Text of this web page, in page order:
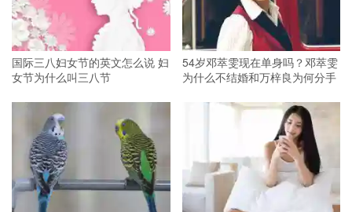
国际三八妇女节的英文怎么说 妇
女节为什么叫三八节
54岁邓萃雯现在单身吗？邓萃雯
为什么不结婚和万梓良为何分手